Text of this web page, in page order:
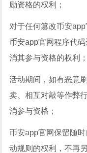
励资格的权利；
对于任何篡改币安
币安app官网程序代
消其参与资格的权利；
活动期间，如有恶意
卖、相互对敲等作弊
消参与资格；
币安app官网保留随
动规则的权利，不再